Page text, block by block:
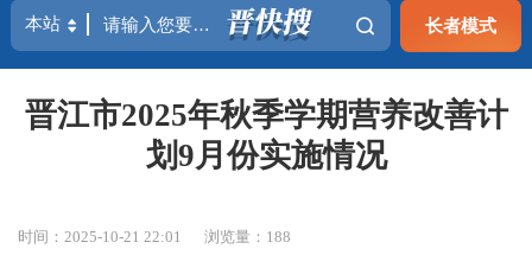
长者模式
晋江市2025年秋季学期营养改善计
划9月份实施情况
时间：2025-10-21 22:01 浏览量： 188